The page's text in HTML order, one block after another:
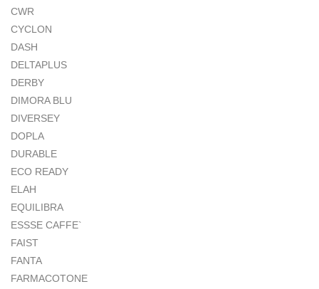
CWR
CYCLON
DASH
DELTAPLUS
DERBY
DIMORA BLU
DIVERSEY
DOPLA
DURABLE
ECO READY
ELAH
EQUILIBRA
ESSSE CAFFE`
FAIST
FANTA
FARMACOTONE